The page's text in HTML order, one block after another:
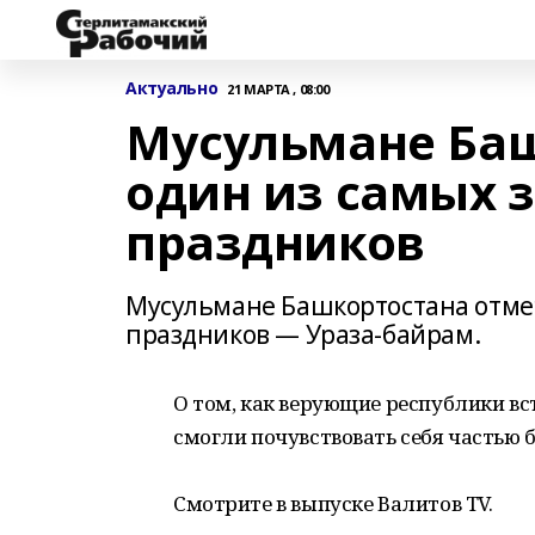
Актуально 21 МАРТА , 08:00
Мусульмане
один из самых
праздников
Мусульмане Башкортостана
праздников — Ураза-байрам.
О том, как верующие республики
смогли почувствовать себя
Смотрите в выпуске Валитов ТV.